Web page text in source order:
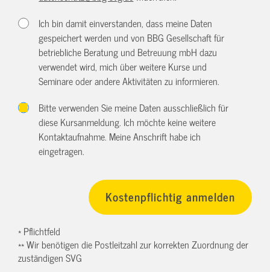
Ich bin damit einverstanden, dass meine Daten
gespeichert werden und von BBG Gesellschaft für
betriebliche Beratung und Betreuung mbH dazu
verwendet wird, mich über weitere Kurse und
Seminare oder andere Aktivitäten zu informieren.
Bitte verwenden Sie meine Daten ausschließlich für
diese Kursanmeldung. Ich möchte keine weitere
Kontaktaufnahme. Meine Anschrift habe ich
eingetragen.
* Pflichtfeld
** Wir benötigen die Postleitzahl zur korrekten Zuordnung der
zuständigen SVG